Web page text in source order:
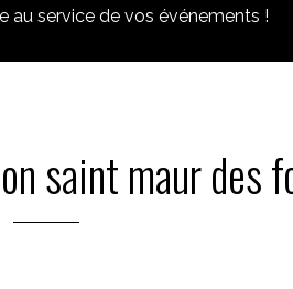
au service de vos événements !
saint maur des